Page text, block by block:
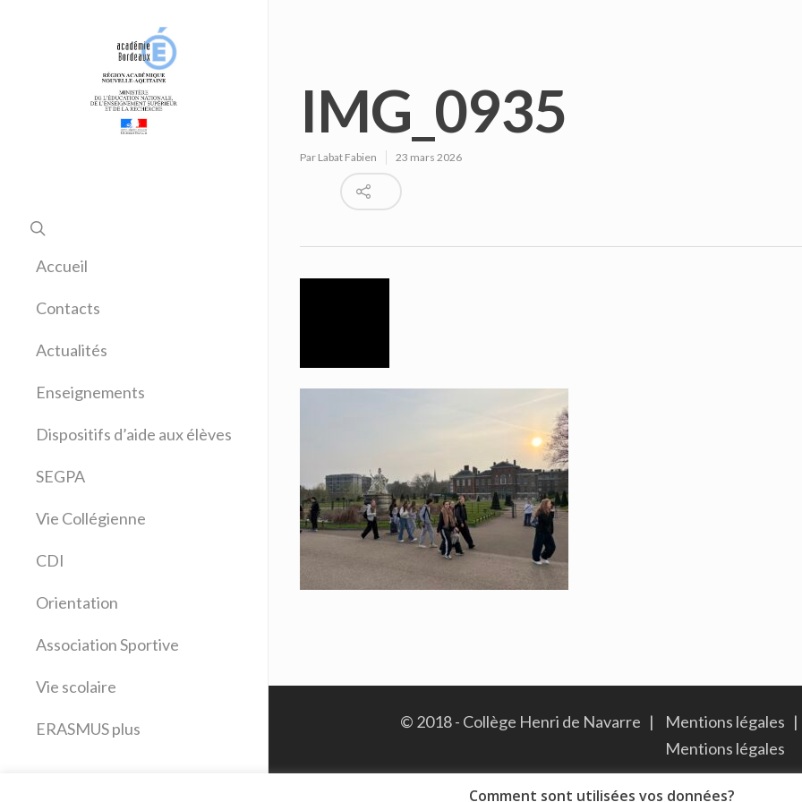
Accueil
Contacts
Actualités
Enseignements
Allemand
Anglais
Arts plastiques
Education musicale
Espagnol
Français
Latin
Sciences physiques
Technologie
Dispositifs d’aide aux élèves
SEGPA
Vie Collégienne
CDI
Orientation
Association Sportive
Vie scolaire
ERASMUS plus
IMG_0935
Par Labat Fabien 23 mars 2026
© 2018 - Collège Henri de Navarre | Mentions légales |
Mentions légales
Comment sont utilisées vos données?